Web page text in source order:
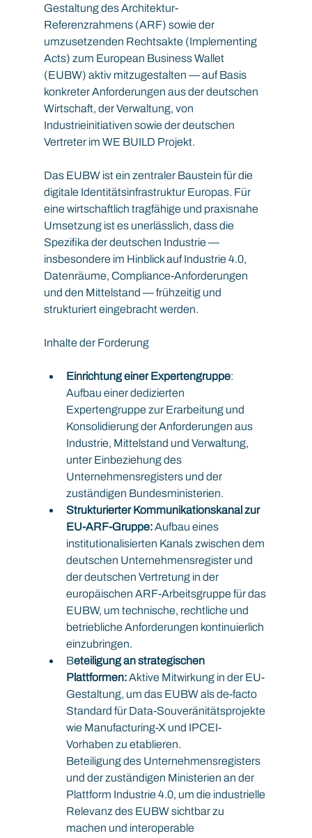
Gestaltung des Architektur-
Referenzrahmens (ARF) sowie der
umzusetzenden Rechtsakte (Implementing
Acts) zum European Business Wallet
(EUBW) aktiv mitzugestalten — auf Basis
konkreter Anforderungen aus der deutschen
Wirtschaft, der Verwaltung, von
Industrieinitiativen sowie der deutschen
Vertreter im WE BUILD Projekt.
Das EUBW ist ein zentraler Baustein für die
digitale Identitätsinfrastruktur Europas. Für
eine wirtschaftlich tragfähige und praxisnahe
Umsetzung ist es unerlässlich, dass die
Spezifika der deutschen Industrie —
insbesondere im Hinblick auf Industrie 4.0,
Datenräume, Compliance-Anforderungen
und den Mittelstand — frühzeitig und
strukturiert eingebracht werden.
Inhalte der Forderung
Einrichtung einer Expertengruppe:
Aufbau einer dedizierten
Expertengruppe zur Erarbeitung und
Konsolidierung der Anforderungen aus
Industrie, Mittelstand und Verwaltung,
unter Einbeziehung des
Unternehmensregisters und der
zuständigen Bundesministerien.
Strukturierter Kommunikationskanal zur
EU-ARF-Gruppe: Aufbau eines
institutionalisierten Kanals zwischen dem
deutschen Unternehmensregister und
der deutschen Vertretung in der
europäischen ARF-Arbeitsgruppe für das
EUBW, um technische, rechtliche und
betriebliche Anforderungen kontinuierlich
einzubringen.
Beteiligung an strategischen
Plattformen: Aktive Mitwirkung in der EU-
Gestaltung, um das EUBW als de-facto
Standard für Data-Souveränitätsprojekte
wie Manufacturing-X und IPCEI-
Vorhaben zu etablieren.
Beteiligung des Unternehmensregisters
und der zuständigen Ministerien an der
Plattform Industrie 4.0, um die industrielle
Relevanz des EUBW sichtbar zu
machen und interoperable